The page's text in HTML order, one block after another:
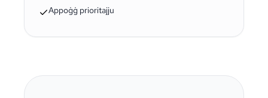
Appoġġ prioritajju